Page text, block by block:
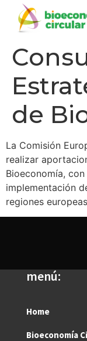
de
La Comisión
realizar
Bioeconomía,
implementación
regiones
menú:
Home
Bioeconomía